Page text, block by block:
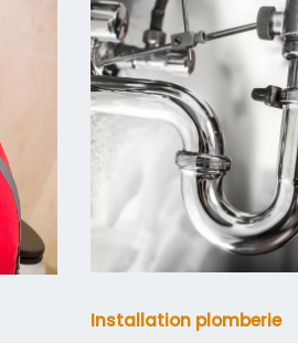
Installation plomberie